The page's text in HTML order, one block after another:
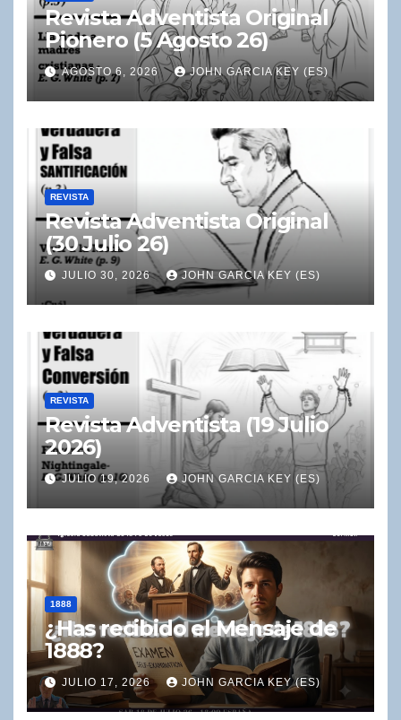
Revista Adventista Original
Pionero (5 Agosto 26)
AGOSTO 6, 2026 JOHN GARCIA KEY (ES)
REVISTA
Revista Adventista Original
(30 Julio 26)
JULIO 30, 2026 JOHN GARCIA KEY (ES)
REVISTA
Revista Adventista (19 Julio
2026)
JULIO 19, 2026 JOHN GARCIA KEY (ES)
1888
¿Has recibido el Mensaje de
1888?
JULIO 17, 2026 JOHN GARCIA KEY (ES)